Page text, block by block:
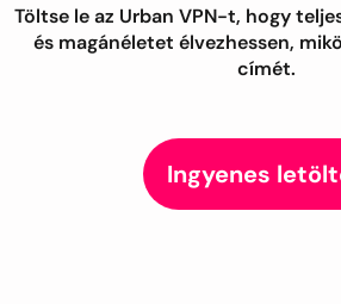
Töltse le az Urban VPN-t, hogy
és magánéletet élvezhessen,
címét.
Ingyenes